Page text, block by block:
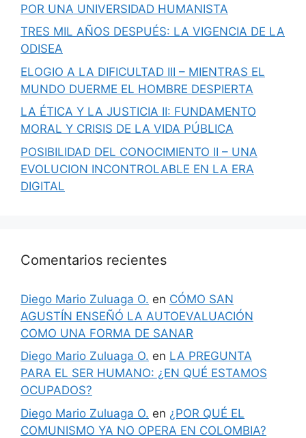
POR UNA UNIVERSIDAD HUMANISTA
TRES MIL AÑOS DESPUÉS: LA VIGENCIA DE LA
ODISEA
ELOGIO A LA DIFICULTAD III – MIENTRAS EL
MUNDO DUERME EL HOMBRE DESPIERTA
LA ÉTICA Y LA JUSTICIA II: FUNDAMENTO
MORAL Y CRISIS DE LA VIDA PÚBLICA
POSIBILIDAD DEL CONOCIMIENTO II – UNA
EVOLUCION INCONTROLABLE EN LA ERA
DIGITAL
Comentarios recientes
Diego Mario Zuluaga O. en CÓMO SAN
AGUSTÍN ENSEÑÓ LA AUTOEVALUACIÓN
COMO UNA FORMA DE SANAR
Diego Mario Zuluaga O. en LA PREGUNTA
PARA EL SER HUMANO: ¿EN QUÉ ESTAMOS
OCUPADOS?
Diego Mario Zuluaga O. en ¿POR QUÉ EL
COMUNISMO YA NO OPERA EN COLOMBIA?